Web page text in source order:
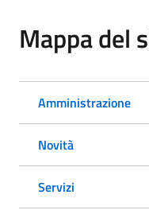
Mappa del
Amministrazione
Novità
Servizi